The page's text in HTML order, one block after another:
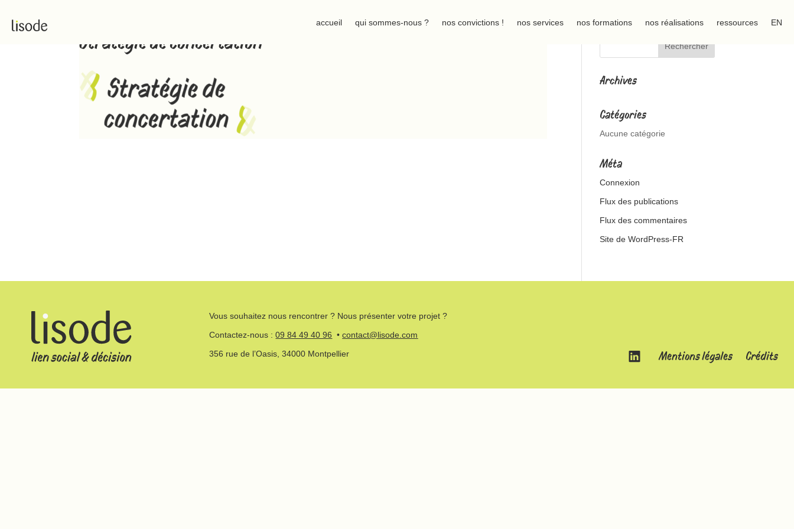
accueil qui sommes-nous ? nos convictions ! nos services nos formations nos réalisations ressources EN
Stratégie de concertation
Archives
Catégories
Aucune catégorie
Méta
Connexion
Flux des publications
Flux des commentaires
Site de WordPress-FR
Vous souhaitez nous rencontrer ? Nous présenter votre projet ?
Contactez-nous :09 84 49 40 96 •contact@lisode.com
356 rue de l’Oasis, 34000 Montpellier
Mentions légales Crédits